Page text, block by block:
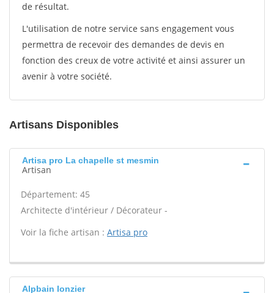
de résultat.
L'utilisation de notre service sans engagement vous
permettra de recevoir des demandes de devis en
fonction des creux de votre activité et ainsi assurer un
avenir à votre société.
Artisans Disponibles
Artisa pro La chapelle st mesmin
Artisan
Département: 45
Architecte d'intérieur / Décorateur -
Voir la fiche artisan : Artisa pro
Alpbain Ionzier